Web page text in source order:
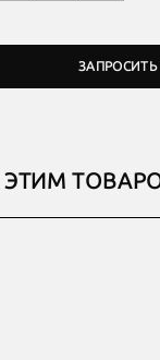
ЭТИМ